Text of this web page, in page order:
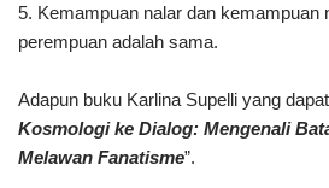
5. Kemampuan nalar dan kemampuan
perempuan adalah sama.
Adapun buku Karlina Supelli yang
Kosmologi ke Dialog: Mengenali
Melawan Fanatisme”.